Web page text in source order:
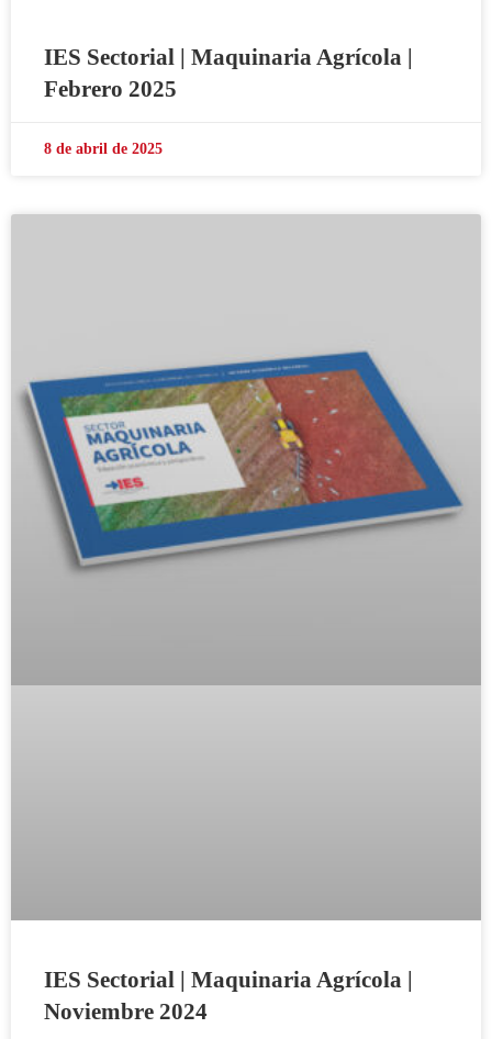
IES Sectorial | Maquinaria Agrícola |
Febrero 2025
8 de abril de 2025
IES Sectorial | Maquinaria Agrícola |
Noviembre 2024